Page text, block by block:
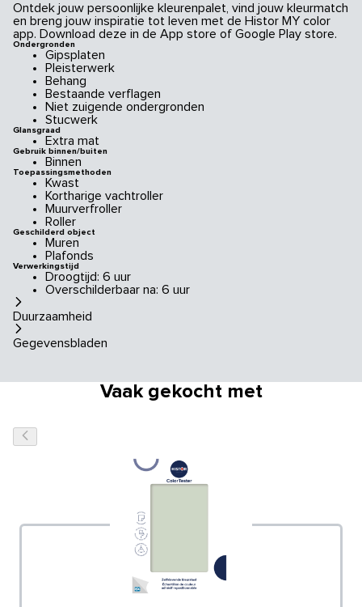
Ontdek jouw persoonlijke kleurenpalet, vind jouw kleurmatch
en breng jouw inspiratie tot leven met de Histor MY color
app. Download deze in de App store of Google Play store.
Ondergronden
Gipsplaten
Pleisterwerk
Behang
Bestaande verflagen
Niet zuigende ondergronden
Stucwerk
Glansgraad
Extra mat
Gebruik binnen/buiten
Binnen
Toepassingsmethoden
Kwast
Kortharige vachtroller
Muurverfroller
Roller
Geschilderd object
Muren
Plafonds
Verwerkingstijd
Droogtijd: 6 uur
Overschilderbaar na: 6 uur
Duurzaamheid
Gegevensbladen
Vaak gekocht met